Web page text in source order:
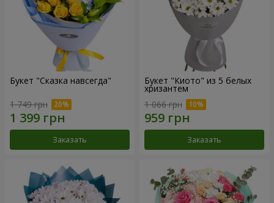
Букет "Сказка навсегда"
1 749 грн
Заказать
Букет "Киото" из 5 белых
хризантем
1 066 грн
Заказать